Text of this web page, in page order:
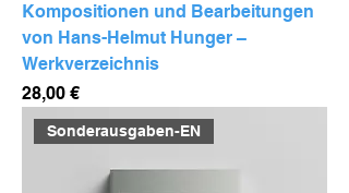
Kompositionen und Bearbeitungen
von Hans-Helmut Hunger –
Werkverzeichnis
Preis
28,00 €
Sonderausgaben-EN